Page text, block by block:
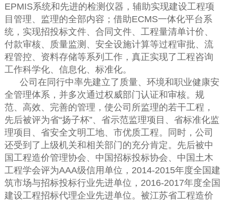
EPMIS系统和先进的检测仪器，辅助实现建设工程项
目管理、监理的全部内容；借助ECMS一体化平台系
统，实现招投标文件、合同文件、工程量清单计价、
付款审核、质量监测、安全设施计算等过程审批、流
程管控、资料存储等系列工作，真正实现了工程咨询
工作科学化、信息化、标准化。
公司在同行中率先建立了质量、环境和职业健康安
全管理体系，并多次通过权威部门认证和审核。规
范、高效、完善的管理，使公司所监理的若干工程，
先后被评为省“扬子杯”、省示范监理项目、省标准化监
理项目、省安全文明工地、市优质工程。同时，公司
还受到了上级机关和相关部门的充分肯定。先后被中
国工程造价管理协会、中国招标投标协会、中国土木
工程学会评为AAA级信用单位，2014-2015年度全国建
筑市场与招标投标行业先进单位，2016-2017年度全国
建设工程招标代理企业先进单位。被江苏省工程造价